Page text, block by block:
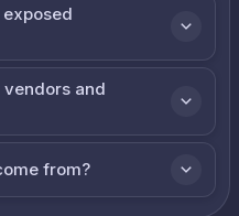
and
from?